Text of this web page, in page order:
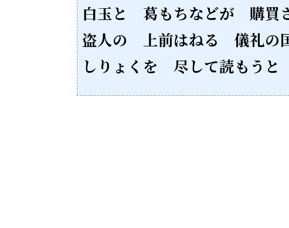
白玉と 葛もちなどが 購買
盗人の 上前はねる 儀礼の
しりょくを 尽して読もう